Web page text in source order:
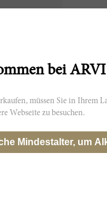
San
bei
müssen Sie in Ihrem
Webseite zu besuchen.
Mindestalter, um